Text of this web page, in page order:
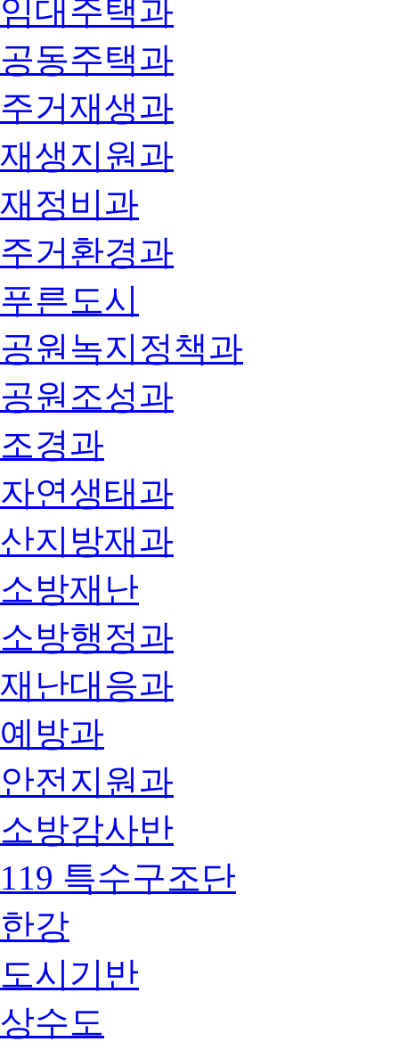
임대주택과
공동주택과
주거재생과
재생지원과
재정비과
주거환경과
푸른도시
공원녹지정책과
공원조성과
조경과
자연생태과
산지방재과
소방재난
소방행정과
재난대응과
예방과
안전지원과
소방감사반
119 특수구조단
한강
도시기반
상수도